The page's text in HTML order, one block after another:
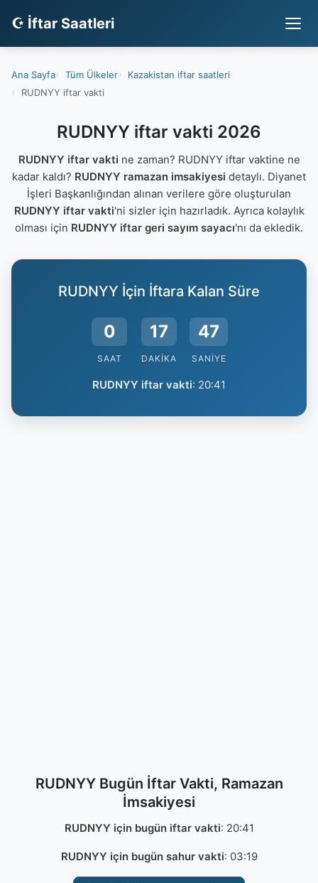
☪ İftar Saatleri
Ana Sayfa Tüm Ülkeler
Kazakistan iftar saatleri
RUDNYY iftar vakti
RUDNYY iftar vakti 2026
RUDNYY iftar vakti ne zaman? RUDNYY iftar vaktine ne
kadar kaldı? RUDNYY ramazan imsakiyesi detaylı. Diyanet
İşleri Başkanlığından alınan verilere göre oluşturulan
RUDNYY iftar vakti'ni sizler için hazırladık. Ayrıca kolaylık
olması için RUDNYY iftar geri sayım sayacı'nı da ekledik.
RUDNYY İçin İftara Kalan Süre
0
SAAT
17
DAKIKA
47
SANIYE
RUDNYY iftar vakti: 20:41
RUDNYY Bugün İftar Vakti, Ramazan
İmsakiyesi
RUDNYY için bugün iftar vakti: 20:41
RUDNYY için bugün sahur vakti: 03:19